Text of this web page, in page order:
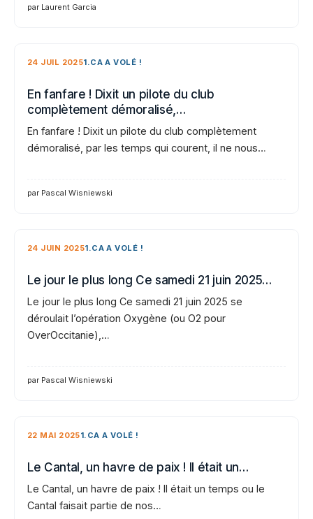
par Laurent Garcia
24 JUIL 20251.CA A VOLÉ !
En fanfare ! Dixit un pilote du club
complètement démoralisé,…
En fanfare ! Dixit un pilote du club complètement
démoralisé, par les temps qui courent, il ne nous…
par Pascal Wisniewski
24 JUIN 20251.CA A VOLÉ !
Le jour le plus long Ce samedi 21 juin 2025…
Le jour le plus long Ce samedi 21 juin 2025 se
déroulait l’opération Oxygène (ou O2 pour
OverOccitanie),…
par Pascal Wisniewski
22 MAI 20251.CA A VOLÉ !
Le Cantal, un havre de paix ! Il était un…
Le Cantal, un havre de paix ! Il était un temps ou le
Cantal faisait partie de nos…